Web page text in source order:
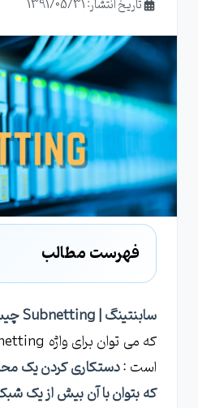
تاریخ انتشار: 1391/05/31
فهرست مطالب
چرا سابنتینگ ( Subnetting ) مهم است؟
مزایا و معایب سابنتینگ ( Subnetting ) چیست؟
سابنتینگ ( Subnetting ) چگونه کار می کند؟
چه نکات مهمی در
سابنتینگ | Subnetting چیست؟
است :
که بتوان با آن بیش از یک